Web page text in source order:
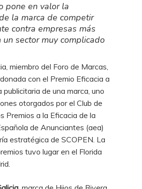
pone en valor la
la marca de competir
contra empresas más
sector muy complicado
miembro del Foro de Marcas,
con el Premio Eficacia a
de una marca, uno
otorgados por el Club de
Premios a la Eficacia de la
de Anunciantes (aea)
estratégica de SCOPEN. La
tuvo lugar en el Florida